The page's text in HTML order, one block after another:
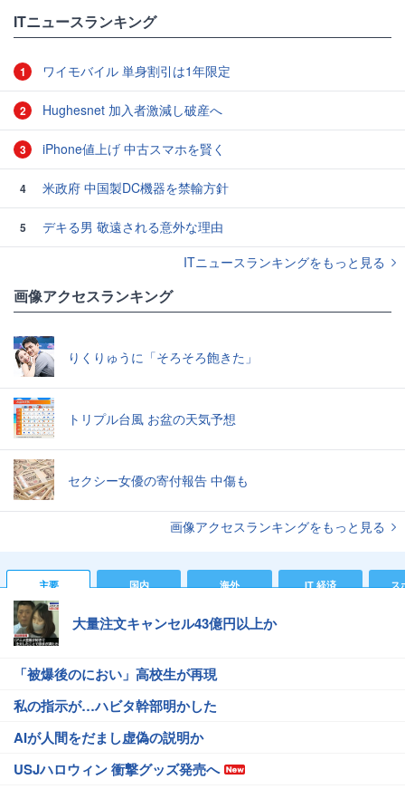
ITニュースランキング
1 ワイモバイル 単身割引は1年限定
2 Hughesnet 加入者激減し破産へ
3 iPhone値上げ 中古スマホを賢く
4 米政府 中国製DC機器を禁輸方針
5
デキる男 敬遠される意外な理由
ITニュースランキングをもっと見る
画像アクセスランキング
りくりゅうに「そろそろ飽きた」
トリプル台風 お盆の天気予想
セクシー女優の寄付報告 中傷も
画像アクセスランキングをもっと見る
主要 国内 海外 IT 経済 ス
大量注文キャンセル43億円以上か
「被爆後のにおい」高校生が再現
私の指示が…ハビタ幹部明かした
AIが人間をだまし虚偽の説明か
USJハロウィン 衝撃グッズ発売へ